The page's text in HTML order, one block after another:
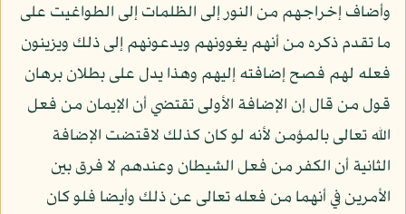
وأضاف إخراجهم من النور إلى الظلمات إلى الطواغيت على
ما تقدم ذكره من أنهم يغوونهم ويدعونهم إلى ذلك ويزينون
فعله لهم فصح إضافته إليهم وهذا يدل على بطلان برهان
قول من قال إن الإضافة الأولى تقتضي أن الإيمان من فعل
الله تعالى بالمؤمن لأنه لو كان كذلك لاقتضت الإضافة
الثانية أن الكفر من فعل الشيطان وعندهم لا فرق بين
الأمرين في أنهما من فعله تعالى عن ذلك وأيضا فلو كان